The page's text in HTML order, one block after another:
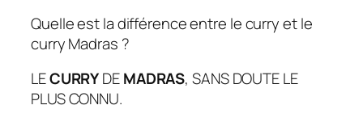
Quelle est la différence entre le curry et le
curry Madras ?
LECURRYDEMADRAS, SANS DOUTE LE
PLUS CONNU.